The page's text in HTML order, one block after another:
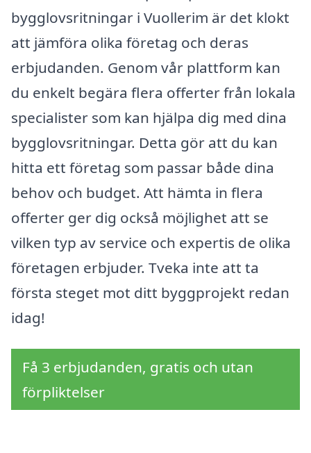
bygglovsritningar i Vuollerim är det klokt
att jämföra olika företag och deras
erbjudanden. Genom vår plattform kan
du enkelt begära flera offerter från lokala
specialister som kan hjälpa dig med dina
bygglovsritningar. Detta gör att du kan
hitta ett företag som passar både dina
behov och budget. Att hämta in flera
offerter ger dig också möjlighet att se
vilken typ av service och expertis de olika
företagen erbjuder. Tveka inte att ta
första steget mot ditt byggprojekt redan
idag!
Få 3 erbjudanden, gratis och utan
förpliktelser